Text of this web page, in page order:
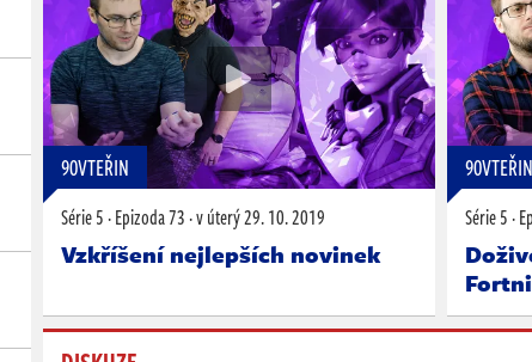
90VTEŘIN
Série 5·Epizoda 73·v úterý29. 10. 2019
Vzkříšení nejlepších novinek
90VTEŘIN
Série 5·